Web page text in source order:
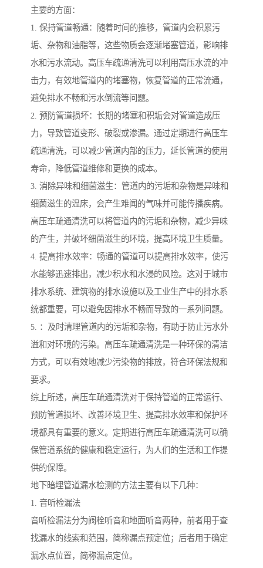
主要的方面：
1. 保持管道畅通：随着时间的推移，管道内会积累污
垢、杂物和油脂等，这些物质会逐渐堵塞管道，影响排
水和污水流动。高压车疏通清洗可以利用高压水流的冲
击力，有效地管道内的堵塞物，恢复管道的正常流通，
避免排水不畅和污水倒流等问题。
2. 预防管道损坏：长期的堵塞和积垢会对管道造成压
力，导致管道变形、破裂或渗漏。通过定期进行高压车
疏通清洗，可以减少管道内部的压力，延长管道的使用
寿命，降低管道维修和更换的成本。
3. 消除异味和细菌滋生：管道内的污垢和杂物是异味和
细菌滋生的温床，会产生难闻的气味并可能传播疾病。
高压车疏通清洗可以将管道内的污垢和杂物，减少异味
的产生，并破坏细菌滋生的环境，提高环境卫生质量。
4. 提高排水效率：畅通的管道可以提高排水效率，使污
水能够迅速排出，减少积水和水浸的风险。这对于城市
排水系统、建筑物的排水设施以及工业生产中的排水系
统都重要，可以避免因排水不畅而导致的一系列问题。
5. ：及时清理管道内的污垢和杂物，有助于防止污水外
溢和对环境的污染。高压车疏通清洗是一种环保的清洁
方式，可以有效地减少污染物的排放，符合环保法规和
要求。
综上所述，高压车疏通清洗对于保持管道的正常运行、
预防管道损坏、改善环境卫生、提高排水效率和保护环
境都具有重要的意义。定期进行高压车疏通清洗可以确
保管道系统的健康和稳定运行，为人们的生活和工作提
供的保障。
地下暗埋管道漏水检测的方法主要有以下几种：
1. 音听检漏法
音听检漏法分为阀栓听音和地面听音两种，前者用于查
找漏水的线索和范围，简称漏点预定位；后者用于确定
漏水点位置，简称漏点定位。